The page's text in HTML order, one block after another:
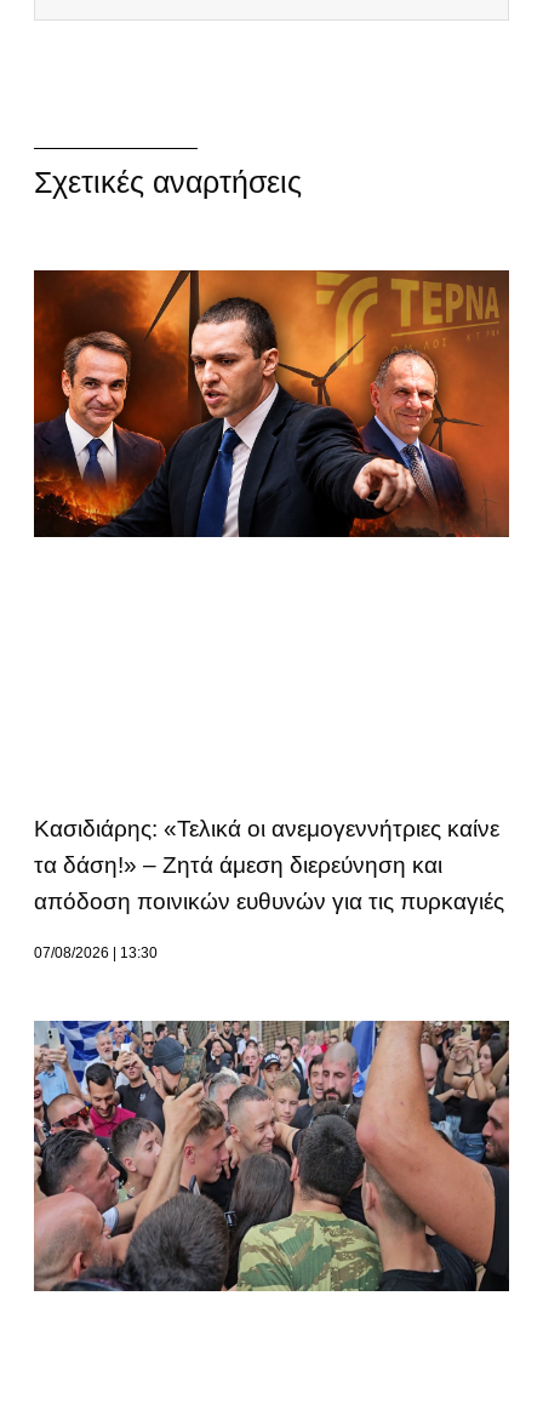
Σχετικές αναρτήσεις
Κασιδιάρης: «Τελικά οι ανεμογεννήτριες καίνε
τα δάση!» – Ζητά άμεση διερεύνηση και
απόδοση ποινικών ευθυνών για τις πυρκαγιές
07/08/2026 13:30